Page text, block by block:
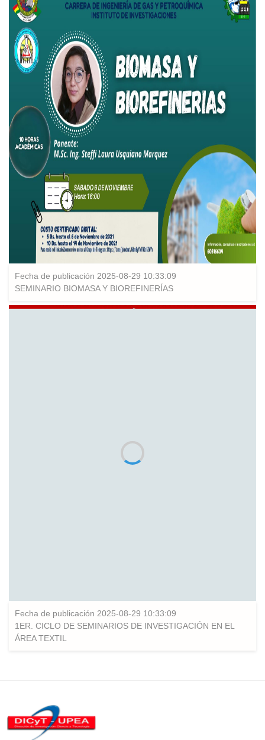
Fecha de publicación 2025-08-29 10:33:09
SEMINARIO BIOMASA Y BIOREFINERÍAS
Fecha de publicación 2025-08-29 10:33:09
1ER. CICLO DE SEMINARIOS DE INVESTIGACIÓN EN EL
ÁREA TEXTIL